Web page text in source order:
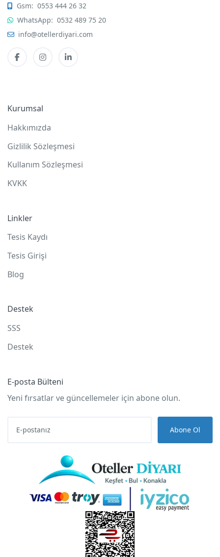
Gsm: 0553 444 26 32
WhatsApp: 0532 489 75 20
info@otellerdiyari.com
Kurumsal
Hakkımızda
Gizlilik Sözleşmesi
Kullanım Sözleşmesi
KVKK
Linkler
Tesis Kaydı
Tesis Girişi
Blog
Destek
SSS
Destek
E-posta Bülteni
Yeni fırsatlar ve güncellemeler için abone olun.
Abone Ol